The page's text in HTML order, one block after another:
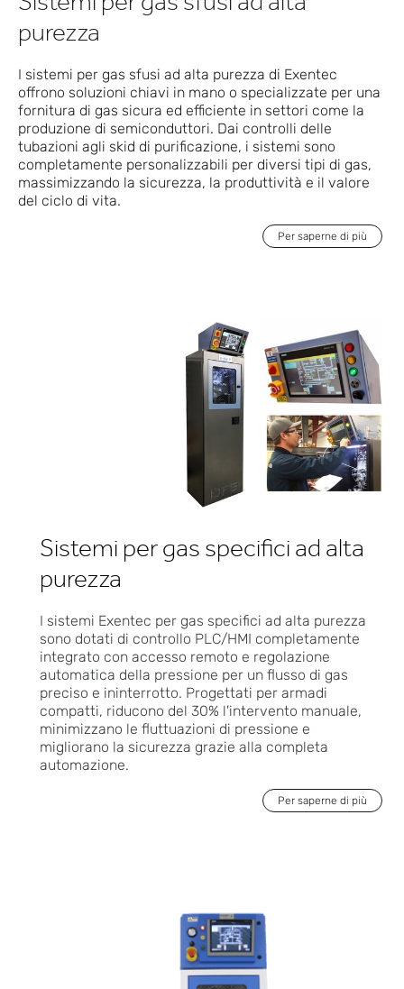
Sistemi per gas sfusi ad alta
purezza
I sistemi per gas sfusi ad alta purezza di Exentec
offrono soluzioni chiavi in mano o specializzate per una
fornitura di gas sicura ed efficiente in settori come la
produzione di semiconduttori. Dai controlli delle
tubazioni agli skid di purificazione, i sistemi sono
completamente personalizzabili per diversi tipi di gas,
massimizzando la sicurezza, la produttività e il valore
del ciclo di vita.
Per saperne di più
Sistemi per gas specifici ad alta
purezza
I sistemi Exentec per gas specifici ad alta purezza
sono dotati di controllo PLC/HMI completamente
integrato con accesso remoto e regolazione
automatica della pressione per un flusso di gas
preciso e ininterrotto. Progettati per armadi
compatti, riducono del 30% l'intervento manuale,
minimizzano le fluttuazioni di pressione e
migliorano la sicurezza grazie alla completa
automazione.
Per saperne di più